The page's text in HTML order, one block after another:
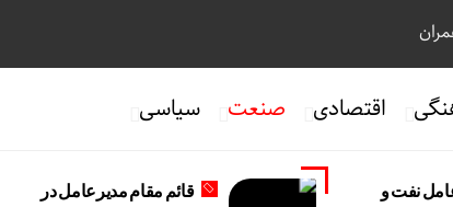
اقتصادی صنعت سیاسی
نفت و
قائم مقام مدیرعامل در